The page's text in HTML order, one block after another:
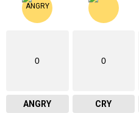
0
ANGRY
0
CRY